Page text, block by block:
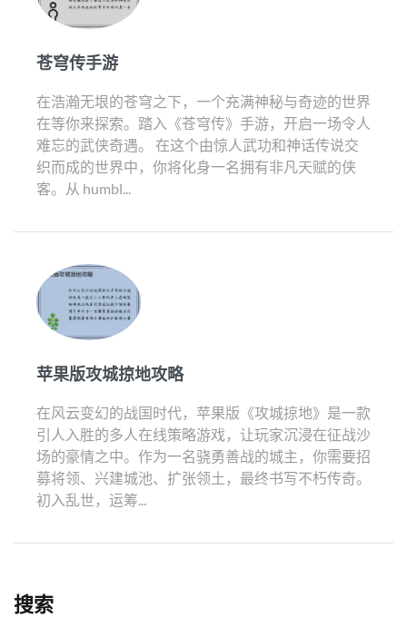
苍穹传手游
在浩瀚无垠的苍穹之下，一个充满神秘与奇迹的世界
在等你来探索。踏入《苍穹传》手游，开启一场令人
难忘的武侠奇遇。 在这个由惊人武功和神话传说交
织而成的世界中，你将化身一名拥有非凡天赋的侠
客。从 humbl...
苹果版攻城掠地攻略
在风云变幻的战国时代，苹果版《攻城掠地》是一款
引人入胜的多人在线策略游戏，让玩家沉浸在征战沙
场的豪情之中。作为一名骁勇善战的城主，你需要招
募将领、兴建城池、扩张领土，最终书写不朽传奇。
初入乱世，运筹...
搜索